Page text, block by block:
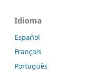
Idioma
Español
Français
Português